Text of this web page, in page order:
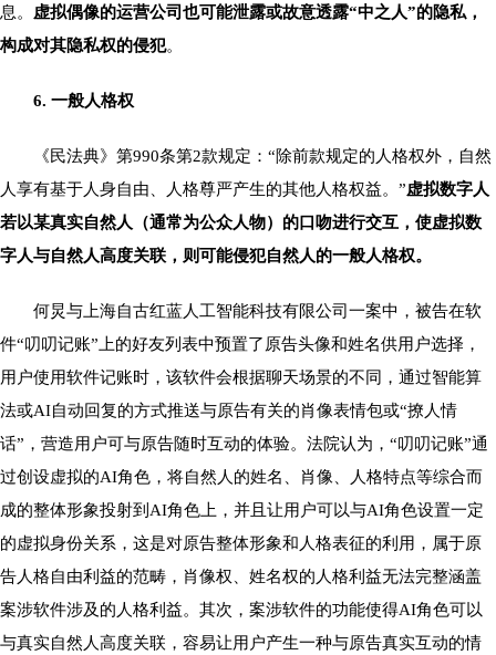
息。 虚拟偶像的运营公司也可能泄露或故意透露“中之人”的隐私，
构成对其隐私权的侵犯。
6. 一般人格权
《民法典》第990条第2款规定：“除前款规定的人格权外，自然
人享有基于人身自由、人格尊严产生的其他人格权益。”虚拟数字人
若以某真实自然人（通常为公众人物）的口吻进行交互，使虚拟数
字人与自然人高度关联，则可能侵犯自然人的一般人格权。
何炅与上海自古红蓝人工智能科技有限公司一案中，被告在软
件“叨叨记账”上的好友列表中预置了原告头像和姓名供用户选择，
用户使用软件记账时，该软件会根据聊天场景的不同，通过智能算
法或AI自动回复的方式推送与原告有关的肖像表情包或“撩人情
话”，营造用户可与原告随时互动的体验。法院认为，“叨叨记账”通
过创设虚拟的AI角色，将自然人的姓名、肖像、人格特点等综合而
成的整体形象投射到AI角色上，并且让用户可以与AI角色设置一定
的虚拟身份关系，这是对原告整体形象和人格表征的利用，属于原
告人格自由利益的范畴，肖像权、姓名权的人格利益无法完整涵盖
案涉软件涉及的人格利益。其次，案涉软件的功能使得AI角色可以
与真实自然人高度关联，容易让用户产生一种与原告真实互动的情